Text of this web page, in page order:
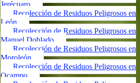
Jerécuaro
Recolección de Residuos Peligrosos en
León
Recolección de Residuos Peligrosos en
Manuel Doblado
Recolección de Residuos Peligrosos en
Moroleón
Recolección de Residuos Peligrosos en
Ocampo